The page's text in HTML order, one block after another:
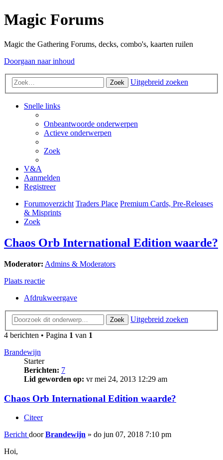
Magic Forums
Magic the Gathering Forums, decks, combo's, kaarten ruilen
Doorgaan naar inhoud
Zoek Uitgebreid zoeken
Snelle links
Onbeantwoorde onderwerpen
Actieve onderwerpen
Zoek
V&A
Aanmelden
Registreer
Forumoverzicht Traders Place Premium Cards, Pre-Releases
& Misprints
Zoek
Chaos Orb International Edition waarde?
Moderator: Admins & Moderators
Plaats reactie
Afdrukweergave
Zoek
Uitgebreid zoeken
4 berichten • Pagina 1 van 1
Brandewijn
Starter
Berichten: 7
Lid geworden op: vr mei 24, 2013 12:29 am
Chaos Orb International Edition waarde?
Citeer
Bericht doorBrandewijn » do jun 07, 2018 7:10 pm
Hoi,